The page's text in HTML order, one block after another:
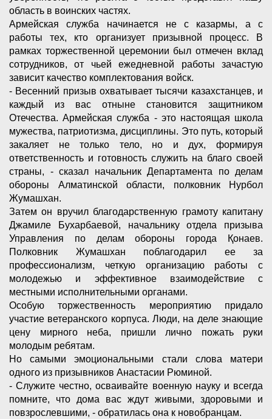
область в воинских частях.
Армейская служба начинается не с казармы, а с
работы тех, кто организует призывной процесс. В
рамках торжественной церемонии был отмечен вклад
сотрудников, от чьей ежедневной работы зачастую
зависит качество комплектования войск.
- Весенний призыв охватывает тысячи казахстанцев, и
каждый из вас отныне становится защитником
Отечества. Армейская служба - это настоящая школа
мужества, патриотизма, дисциплины. Это путь, который
закаляет не только тело, но и дух, формируя
ответственность и готовность служить на благо своей
страны, - сказал начальник Департамента по делам
обороны Алматинской области, полковник Нурбол
Жумашхан.
Затем он вручил благодарственную грамоту капитану
Джамиле Бухарбаевой, начальнику отдела призыва
Управления по делам обороны города Қонаев.
Полковник Жумашхан поблагодарил ее за
профессионализм, четкую организацию работы с
молодежью и эффективное взаимодействие с
местными исполнительными органами.
Особую торжественность мероприятию придало
участие ветеранского корпуса. Люди, на деле знающие
цену мирного неба, пришли лично пожать руки
молодым ребятам.
Но самыми эмоциональными стали слова матери
одного из призывников Анастасии Рюминой.
- Служите честно, осваивайте военную науку и всегда
помните, что дома вас ждут живыми, здоровыми и
повзрослевшими, - обратилась она к новобранцам.